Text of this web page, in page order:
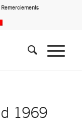
Remerciements
1969